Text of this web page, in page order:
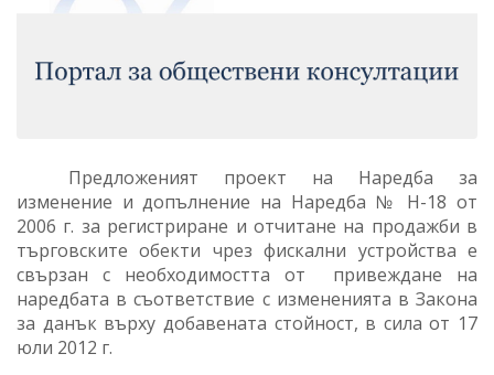
Предложеният проект на Наредба за
изменение и допълнение на Наредба № Н-18 от
2006 г. за регистриране и отчитане на продажби в
търговските обекти чрез фискални устройства е
свързан с необходимостта от
привеждане на
наредбата в съответствие с измененията в Закона
за данък върху добавената стойност, в сила от 17
юли 2012 г.